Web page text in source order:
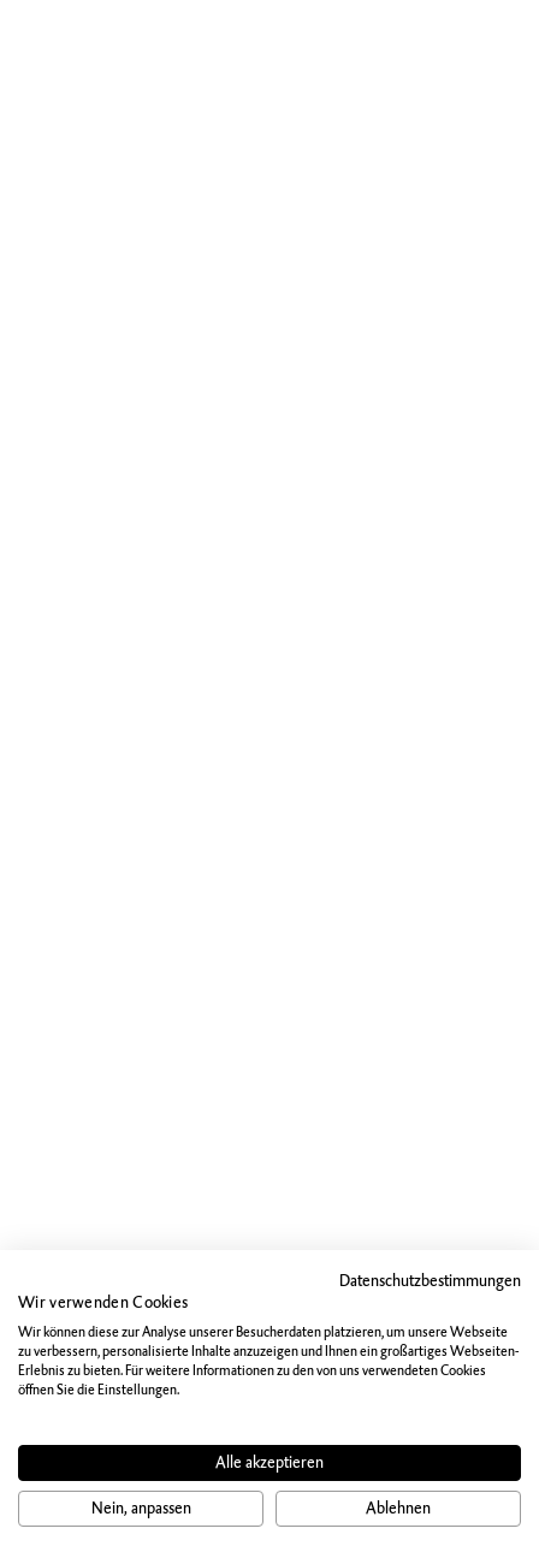
Datenschutzbestimmungen
Wir verwenden Cookies
Wir können diese zur Analyse unserer Besucherdaten platzieren, um unsere Webseite
zu verbessern, personalisierte Inhalte anzuzeigen und Ihnen ein großartiges Webseiten-
Erlebnis zu bieten. Für weitere Informationen zu den von uns verwendeten Cookies
öffnen Sie die Einstellungen.
Alle akzeptieren
Nein, anpassen Ablehnen